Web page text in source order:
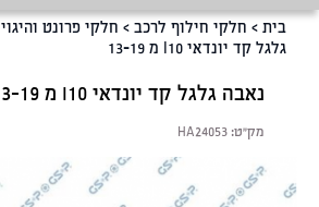
בית > חלקי חילוף לרכב > חלקי פרונט והיגוי
גלגל קד יונדאי I10 מ 13-19
נאבה גלגל קד יונדאי I10 מ 13-19
מק"ט: HA24053